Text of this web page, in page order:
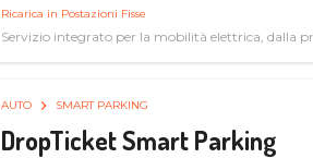
Ricarica in Postazioni Fisse
Servizio integrato per la mobilità elettrica, dalla
AUTO SMART PARKING
DropTicket Smart Parking